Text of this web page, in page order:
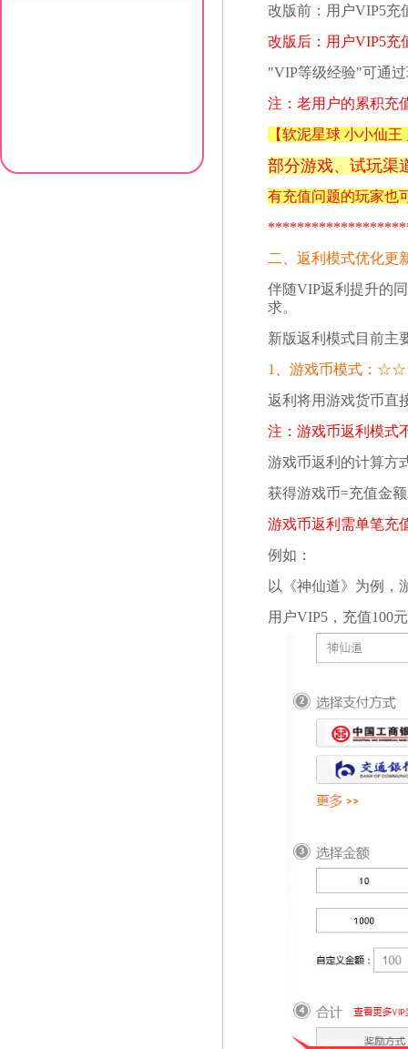
改版前：用户VIP5充
改版后：用户VIP5充
"VIP等级经验"可通
注：老用户的累积充
【软泥星球 小小仙
部分游戏、试玩渠
有充值问题的玩家也
二、返利模式优化更
伴随VIP返利提升的
求。
新版返利模式目前主
1、游戏币模式： ☆☆
返利将用游戏货币直
注：游戏币返利模式
游戏币返利的计算方
获得游戏币=充值金
游戏币返利需单笔充
例如：
以《神仙道》为例，
用户VIP5，充值100